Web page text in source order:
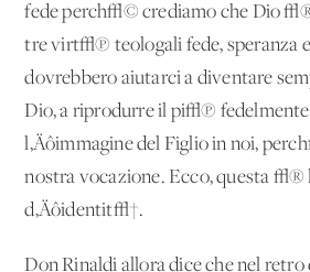
fede perch√© crediamo che Dio
tre virt√π teologali fede, speranza
dovrebbero aiutarci a diventare
Dio, a riprodurre il pi√π
l‚Äôimmagine del Figlio in noi,
nostra vocazione. Ecco, questa √®
d‚Äôidentit√†.
Don Rinaldi allora dice che nel